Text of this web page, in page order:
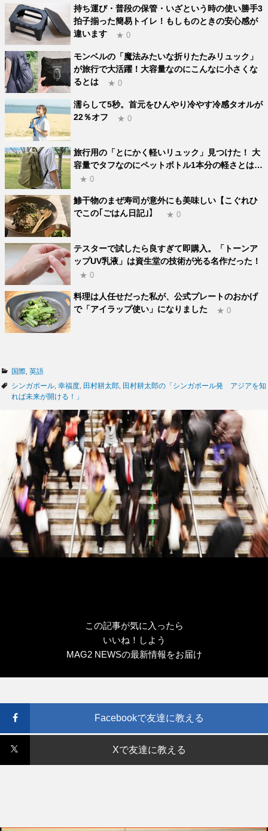
持ち運び・普段の保管・いざという時の使い勝手3
拍子揃った簡易トイレ！もしものときの安心感が
違います
★ 0
モンベルの「魔法みたいな折りたたみリュック」
が旅行で大活躍！大容量なのにこんなに小さくな
るとは
★ 0
濡らして5秒。首元をひんやり冷やす冷感タオルが
22％オフ
★ 0
旅行用の「とにかく軽いリュック」見つけた！ 大
容量でタフなのにペットボトル1本分の軽さとは…
★ 0
鯵干物のまぜ寿司が意外にも美味しい【こぐれひ
でこの｢ごはん日記｣】
★ 0
テスターで試したら良すぎて即購入。「トーンア
ップUV乳液」は資生堂の技術が光る名作だった！
★ 0
料理は人任せだった私が、公式プレートのおかげ
で「アイラップ使い」になりました
★ 0
カ
テ
ゴ
国際 英語
タ
グ
シンガポール 幸福度 田村耕太郎
田村耕太郎の「シンガポール発 アジアを知
れば未来が開ける！」
この記事が気に入ったら
いいね！しよう
MAG2 NEWSの最新情報をお届け
Facebookで友達に教える
Xで友達に教える